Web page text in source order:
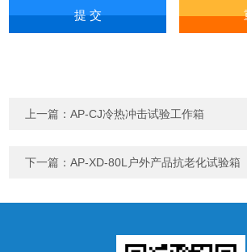
上一篇：AP-CJ冷热冲击试验工作箱
下一篇：AP-XD-80L户外产品抗老化试验箱